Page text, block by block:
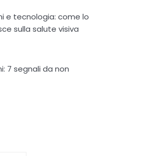
e tecnologia: come lo
sulla salute visiva
7 segnali da non